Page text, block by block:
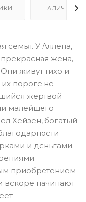
НАЛИЧИЕ
семья. У Аллена,
прекрасная жена,
живут тихо и
пороге не
жертвой
малейшего
Хейзен, богатый
и деньгами.
приобретением
вскоре начинают